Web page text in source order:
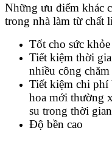
Những ưu điểm khác
trong nhà làm từ chất
Tốt cho sức
Tiết kiệm thời
nhiều công
Tiết kiệm chi
hoa mới thường
su trong thời
Độ bền cao